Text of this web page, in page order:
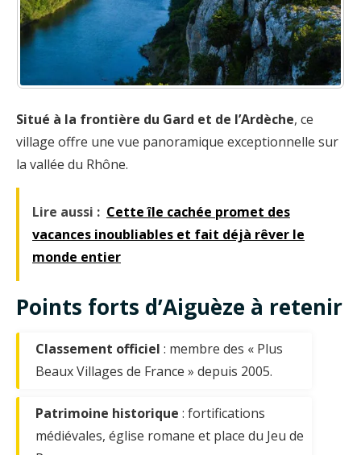
Situé à la frontière du Gard et de l’Ardèche, ce
village offre une vue panoramique exceptionnelle sur
la vallée du Rhône.
Lire aussi : Cette île cachée promet des
vacances inoubliables et fait déjà rêver le
monde entier
Points forts d’Aiguèze à retenir
Classement officiel : membre des « Plus
Beaux Villages de France » depuis 2005.
Patrimoine historique : fortifications
médiévales, église romane et place du Jeu de